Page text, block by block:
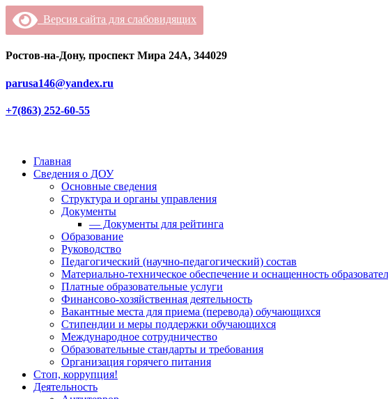
Версия сайта для слабовидящих
Ростов-на-Дону, проспект Мира 24А, 344029
parusa146@yandex.ru
+7(863) 252-60-55
Главная
Сведения о ДОУ
Основные сведения
Структура и органы управления
Документы
— Документы для рейтинга
Образование
Руководство
Педагогический (научно-педагогический) состав
Материально-техническое обеспечение и оснащенность
Платные образовательные услуги
Финансово-хозяйственная деятельность
Вакантные места для приема (перевода) обучающихся
Стипендии и меры поддержки обучающихся
Международное сотрудничество
Образовательные стандарты и требования
Организация горячего питания
Стоп, коррупция!
Деятельность